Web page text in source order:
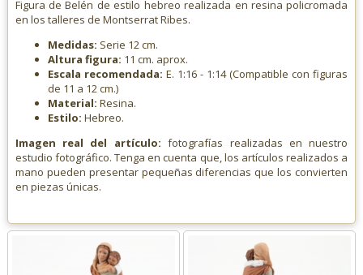
Figura de Belén de estilo hebreo realizada en resina policromada
en los talleres de Montserrat Ribes.
Medidas: Serie 12 cm.
Altura figura: 11 cm. aprox.
Escala recomendada: E. 1:16 - 1:14 (Compatible con figuras
de 11 a 12 cm.)
Material: Resina.
Estilo: Hebreo.
Imagen real del artículo: fotografías realizadas en nuestro
estudio fotográfico. Tenga en cuenta que, los artículos realizados a
mano pueden presentar pequeñas diferencias que los convierten
en piezas únicas.